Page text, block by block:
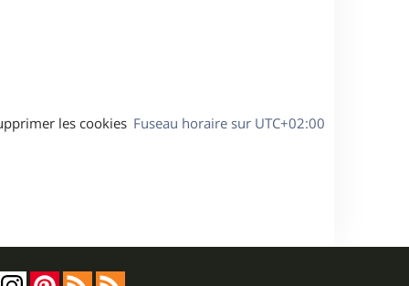
Fuseau horaire sur UTC+02:00
les cookies